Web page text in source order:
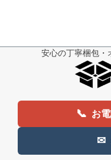
安心の丁寧梱包・
📞 お
✉